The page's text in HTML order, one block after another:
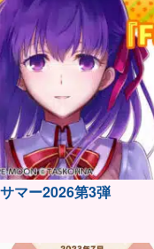
マー2026第3弾